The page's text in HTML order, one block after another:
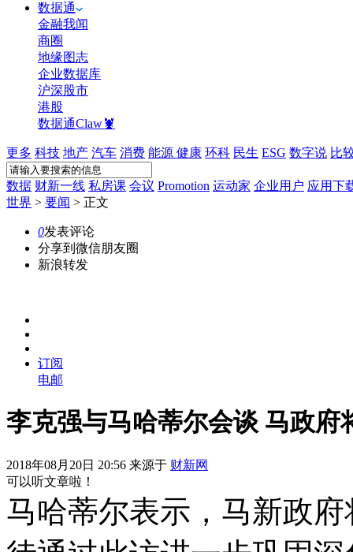
数据通
金融我闻
商圈
地缘图志
企业数据库
沪深股市
港股
数据通Claw🦞
更多 科技 地产 汽车 消费 能源 健康 环科 民生 ESG 数字说 比
数据 财新一线 私房课 会议 Promotion 运动家 企业用户 应用下
世界 > 要闻 > 正文
0发表评论
分享到微信朋友圈
新浪转发
订阅
电邮
李克强与马哈蒂尔会谈 马政
2018年08月20日 20:56 来源于 财新网
可以听文章啦！
马哈蒂尔表示，马新政